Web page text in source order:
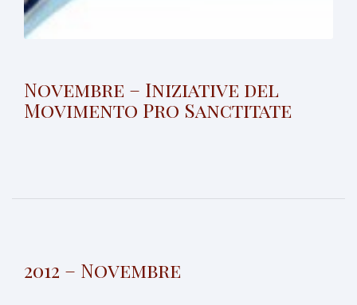
Novembre – Iniziative del
Movimento Pro Sanctitate
2012 – Novembre